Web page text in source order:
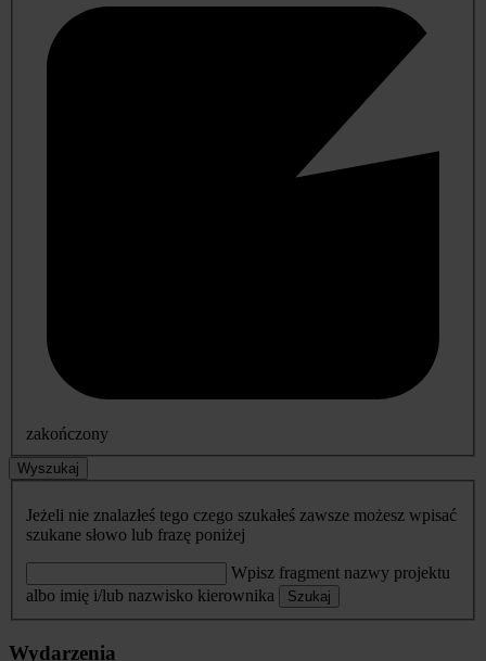
zakończony
Wyszukaj
Jeżeli nie znalazłeś tego czego szukałeś zawsze możesz wpisać
szukane słowo lub frazę poniżej
Wpisz fragment nazwy projektu
albo imię i/lub nazwisko kierownika
Szukaj
Wydarzenia